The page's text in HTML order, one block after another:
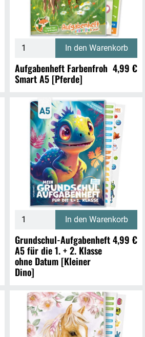
In den Warenkorb
Aufgabenheft Farbenfroh
Smart A5 [Pferde]
4,99 €
In den Warenkorb
Grundschul-Aufgabenheft
A5 für die 1. + 2. Klasse
ohne Datum [Kleiner
Dino]
4,99 €